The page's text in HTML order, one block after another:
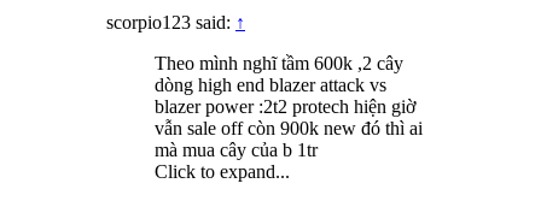
scorpio123 said: ↑
Theo mình nghĩ tầm 600k ,2 cây
dòng high end blazer attack vs
blazer power :2t2 protech hiện giờ
vẫn sale off còn 900k new đó thì ai
mà mua cây của b 1tr
Click to expand...